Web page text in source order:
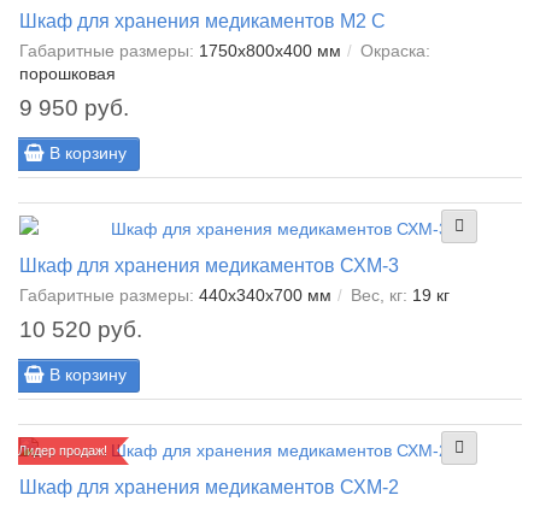
Шкаф для хранения медикаментов М2 С
Габаритные размеры: 1750х800х400 мм
Окраска:
порошковая
9 950 руб.
В корзину
Шкаф для хранения медикаментов СХМ-3
Габаритные размеры: 440х340х700 мм Вес, кг: 19 кг
10 520 руб.
В корзину
Лидер продаж!
Шкаф для хранения медикаментов СХМ-2